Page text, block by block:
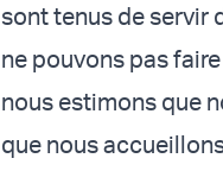
sont tenus de servir
ne pouvons pas
nous estimons que
que nous